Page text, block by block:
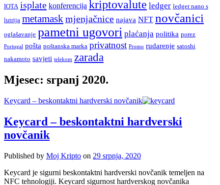
IOTA isplate konferencija kriptovalute ledger ledger nano s
lutrija metamask mjenjačnice najava NFT novčanici
oglašavanje pametni ugovori plaćanja politika porez
Portugal pošta poštanska marka privatnost Promo rudarenje satoshi
nakamoto savjeti telekom zarada
Mjesec: srpanj 2020.
Keycard – beskontaktni hardverski novčanik
Keycard – beskontaktni hardverski
novčanik
Published by Moj Kripto on 29 srpnja, 2020
Keycard je sigurni beskontaktni hardverski novčanik temeljen na
NFC tehnologiji. Keycard sigurnost hardverskog novčanika